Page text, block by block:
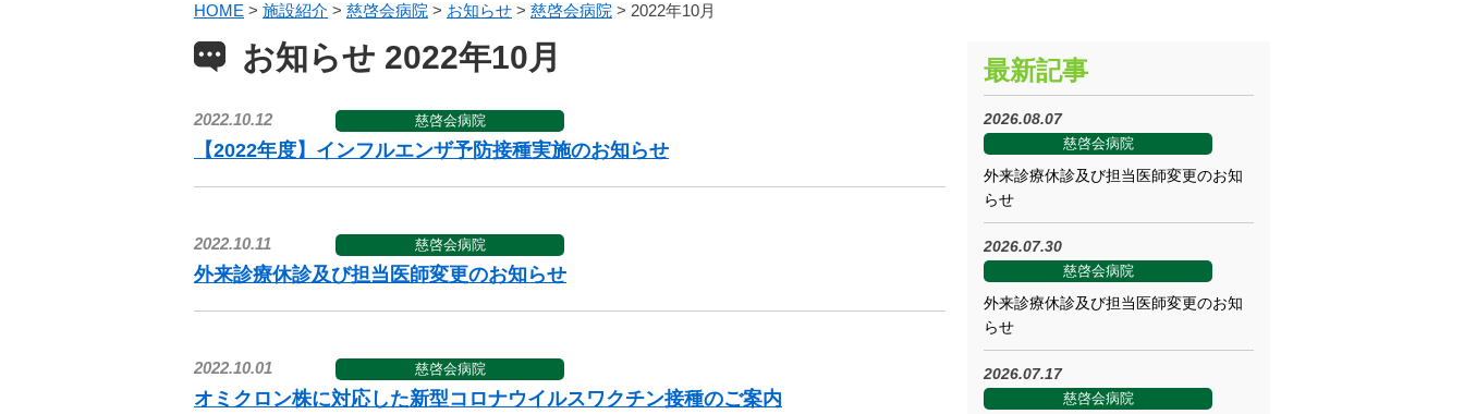
HOME > 施設紹介 > 慈啓会病院 > お知らせ > 慈啓会病院 > 2022年10月
お知らせ 2022年10月
2022.10.12 慈啓会病院
【2022年度】インフルエンザ予防接種実施のお知らせ
2022.10.11 慈啓会病院
外来診療休診及び担当医師変更のお知らせ
2022.10.01 慈啓会病院
オミクロン株に対応した新型コロナウイルスワクチン接種のご案内
最新記事
2026.08.07
慈啓会病院
外来診療休診及び担当医師変更のお知
らせ
2026.07.30
慈啓会病院
外来診療休診及び担当医師変更のお知
らせ
2026.07.17
慈啓会病院